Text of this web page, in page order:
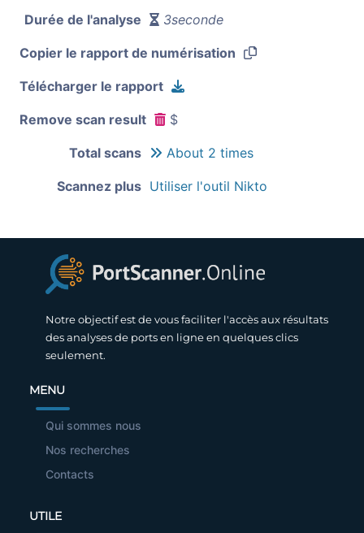
Durée de l'analyse 3seconde
Copier le rapport de numérisation
Télécharger le rapport
Remove scan result $
Total scans About 2 times
Scannez plus Utiliser l'outil Nikto
Notre objectif est de vous faciliter l'accès aux résultats
des analyses de ports en ligne en quelques clics
seulement.
MENU
Qui sommes nous
Nos recherches
Contacts
UTILE